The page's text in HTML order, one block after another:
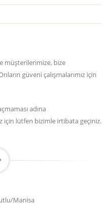
müşterilerimize, bize
güveni çalışmalarımız için
adına
için lütfen bizimle irtibata geçiniz.
Manisa